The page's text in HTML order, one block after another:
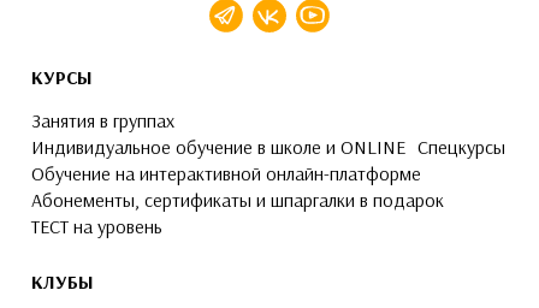
КУРСЫ
Занятия в группах
Индивидуальное обучение в школе и ONLINE Спецкурсы
Обучение на интерактивной онлайн-платформе
Абонементы, сертификаты и шпаргалки в подарок
ТЕСТ на уровень
КЛУБЫ